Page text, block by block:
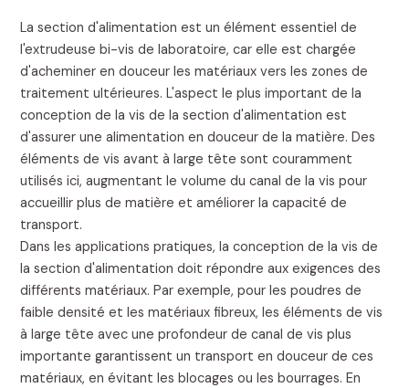
La section d'alimentation est un élément essentiel de
l'extrudeuse bi-vis de laboratoire, car elle est chargée
d'acheminer en douceur les matériaux vers les zones de
traitement ultérieures. L'aspect le plus important de la
conception de la vis de la section d'alimentation est
d'assurer une alimentation en douceur de la matière. Des
éléments de vis avant à large tête sont couramment
utilisés ici, augmentant le volume du canal de la vis pour
accueillir plus de matière et améliorer la capacité de
transport.
Dans les applications pratiques, la conception de la vis de
la section d'alimentation doit répondre aux exigences des
différents matériaux. Par exemple, pour les poudres de
faible densité et les matériaux fibreux, les éléments de vis
à large tête avec une profondeur de canal de vis plus
importante garantissent un transport en douceur de ces
matériaux, en évitant les blocages ou les bourrages. En